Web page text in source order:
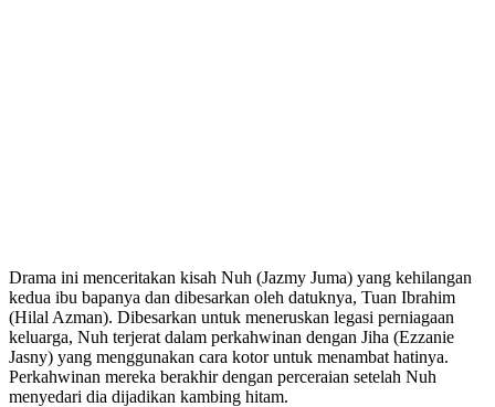
Drama ini menceritakan kisah Nuh (Jazmy Juma) yang kehilangan
kedua ibu bapanya dan dibesarkan oleh datuknya, Tuan Ibrahim
(Hilal Azman). Dibesarkan untuk meneruskan legasi perniagaan
keluarga, Nuh terjerat dalam perkahwinan dengan Jiha (Ezzanie
Jasny) yang menggunakan cara kotor untuk menambat hatinya.
Perkahwinan mereka berakhir dengan perceraian setelah Nuh
menyedari dia dijadikan kambing hitam.